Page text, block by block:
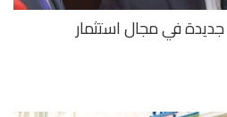
في مجال استثمار